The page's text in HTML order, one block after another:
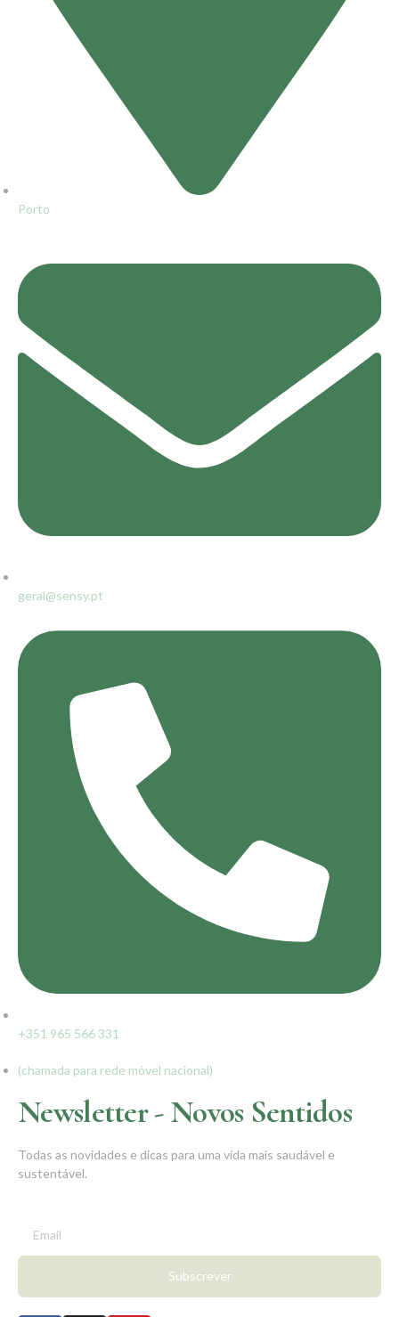
Porto
geral@sensy.pt
+351 965 566 331
(chamada para rede móvel nacional)
Newsletter - Novos Sentidos
Todas as novidades e dicas para uma vida mais saudável e
sustentável.
Subscrever